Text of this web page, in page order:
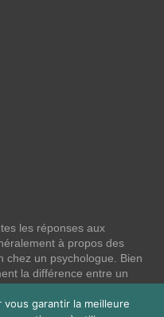
les réponses aux
à propos des
chez un psychologue. Bien
la différence entre un
qui devraient clarifier les
garantir la meilleure